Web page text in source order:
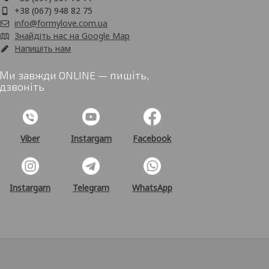
+38 (067) 948 82 75
info@formylove.com.ua
Знайдіть нас на Google Map
Напишіть нам
Ми завжди ONLINE — пишіть,
дзвоніть
Viber Instargam Facebook
Instargam Telegram WhatsApp